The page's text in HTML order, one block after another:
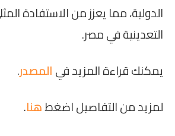
الدولية، مما يعزز من الاستفادة
التعدينية في مصر.
يمكنك قراءة المزيد فيالمصدر.
لمزيد من التفاصيل اضغطهنا.